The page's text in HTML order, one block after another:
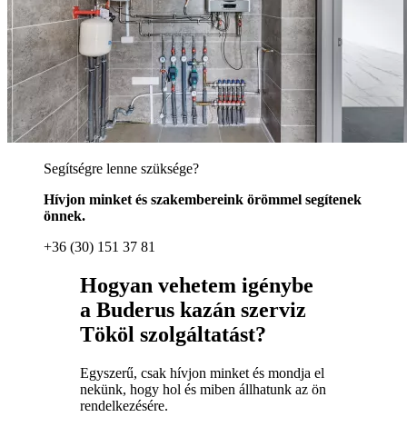
Segítségre lenne szüksége?
Hívjon minket és szakembereink örömmel segítenek
önnek.
+36 (30) 151 37 81
Hogyan vehetem igénybe
a Buderus kazán szerviz
Tököl szolgáltatást?
Egyszerű, csak hívjon minket és mondja el
nekünk, hogy hol és miben állhatunk az ön
rendelkezésére.